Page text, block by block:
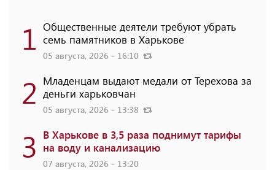
1 Общественные деятели требуют убрать
семь памятников в Харькове
05 августа, 2026 - 16:10
2 Младенцам выдают медали от Терехова за
деньги харьковчан
05 августа, 2026 - 13:38
3 В Харькове в 3,5 раза поднимут тарифы
на воду и канализацию
07 августа, 2026 - 13:20